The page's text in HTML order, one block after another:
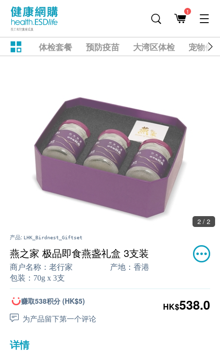
1
体检套餐 预防疫苗 大湾区体检 宠物健
2 / 2
产品: LHK_Birdnest_Giftset
燕之家 极品即食燕盏礼盒 3支装
商户名称： 老行家 产地： 香港
包装： 70g x 3支
赚取538积分 (HK$5)
为产品留下第一个评论
HK$538.0
详情